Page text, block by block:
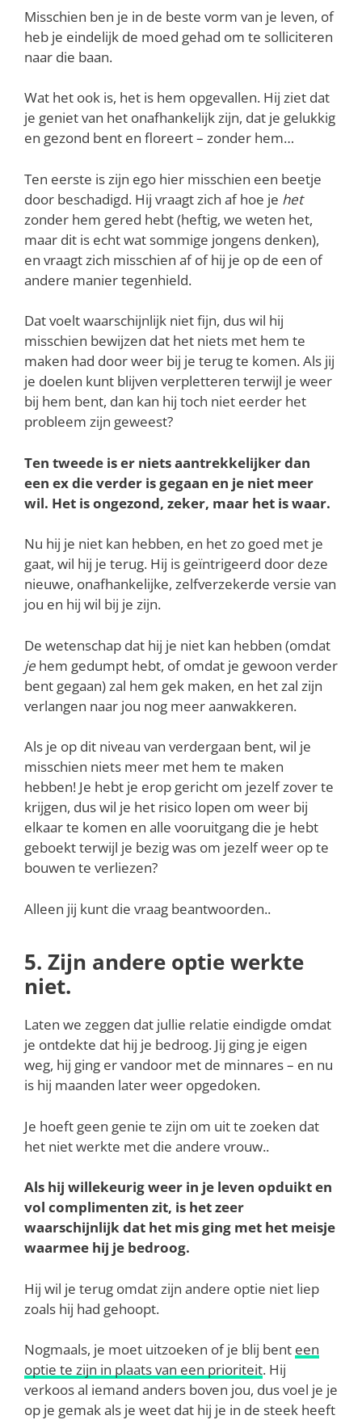
Misschien ben je in de beste vorm van je leven, of
heb je eindelijk de moed gehad om te solliciteren
naar die baan.
Wat het ook is, het is hem opgevallen. Hij ziet dat
je geniet van het onafhankelijk zijn, dat je gelukkig
en gezond bent en floreert – zonder hem…
Ten eerste is zijn ego hier misschien een beetje
door beschadigd. Hij vraagt zich af hoe je het
zonder hem gered hebt (heftig, we weten het,
maar dit is echt wat sommige jongens denken),
en vraagt zich misschien af of hij je op de een of
andere manier tegenhield.
Dat voelt waarschijnlijk niet fijn, dus wil hij
misschien bewijzen dat het niets met hem te
maken had door weer bij je terug te komen. Als jij
je doelen kunt blijven verpletteren terwijl je weer
bij hem bent, dan kan hij toch niet eerder het
probleem zijn geweest?
Ten tweede is er niets aantrekkelijker dan
een ex die verder is gegaan en je niet meer
wil. Het is ongezond, zeker, maar het is waar.
Nu hij je niet kan hebben, en het zo goed met je
gaat, wil hij je terug. Hij is geïntrigeerd door deze
nieuwe, onafhankelijke, zelfverzekerde versie van
jou en hij wil bij je zijn.
De wetenschap dat hij je niet kan hebben (omdat
je hem gedumpt hebt, of omdat je gewoon verder
bent gegaan) zal hem gek maken, en het zal zijn
verlangen naar jou nog meer aanwakkeren.
Als je op dit niveau van verdergaan bent, wil je
misschien niets meer met hem te maken
hebben! Je hebt je erop gericht om jezelf zover te
krijgen, dus wil je het risico lopen om weer bij
elkaar te komen en alle vooruitgang die je hebt
geboekt terwijl je bezig was om jezelf weer op te
bouwen te verliezen?
Alleen jij kunt die vraag beantwoorden..
5. Zijn andere optie werkte
niet.
Laten we zeggen dat jullie relatie eindigde omdat
je ontdekte dat hij je bedroog. Jij ging je eigen
weg, hij ging er vandoor met de minnares – en nu
is hij maanden later weer opgedoken.
Je hoeft geen genie te zijn om uit te zoeken dat
het niet werkte met die andere vrouw..
Als hij willekeurig weer in je leven opduikt en
vol complimenten zit, is het zeer
waarschijnlijk dat het mis ging met het meisje
waarmee hij je bedroog.
Hij wil je terug omdat zijn andere optie niet liep
zoals hij had gehoopt.
Nogmaals, je moet uitzoeken of je blij bent een
optie te zijn in plaats van een prioriteit. Hij
verkoos al iemand anders boven jou, dus voel je je
op je gemak als je weet dat hij je in de steek heeft